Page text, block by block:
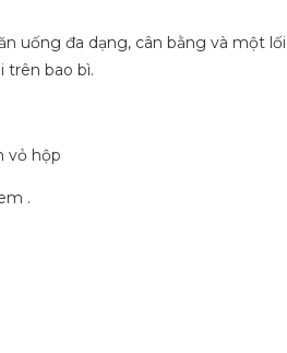
uống đa dạng, cân bằng và một
trên bao bì.
vỏ hộp
.